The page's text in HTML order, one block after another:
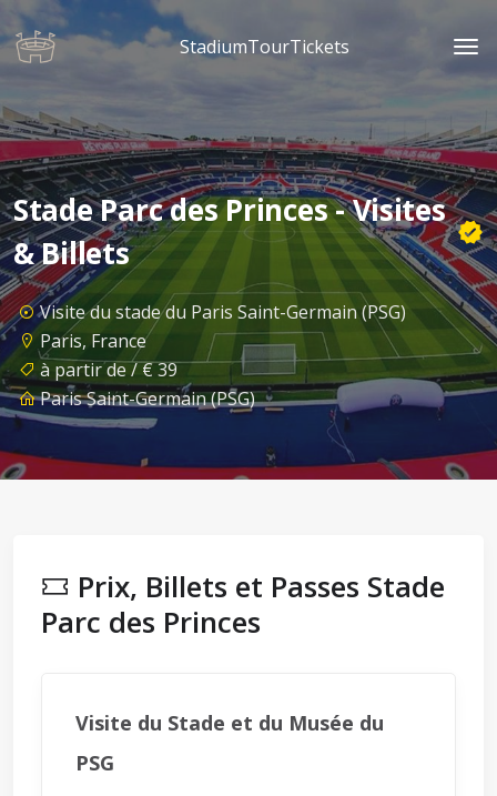
StadiumTourTickets
Stade Parc des Princes - Visites
& Billets
Visite du stade du Paris Saint-Germain (PSG)
Paris, France
à partir de / € 39
Paris Saint-Germain (PSG)
Prix, Billets et Passes Stade
Parc des Princes
Visite du Stade et du Musée du
PSG